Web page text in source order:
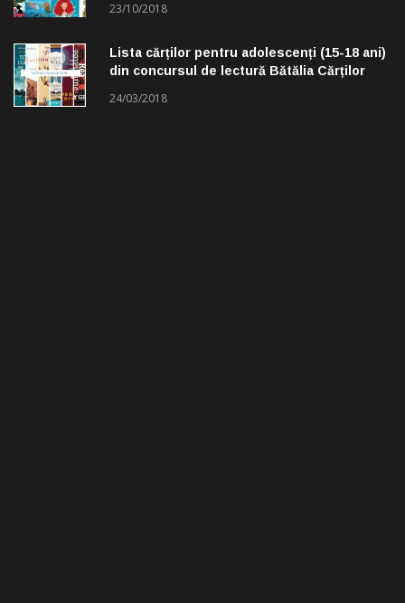
23/10/2018
Lista cărților pentru adolescenți (15-18 ani)
din concursul de lectură Bătălia Cărților
24/03/2018